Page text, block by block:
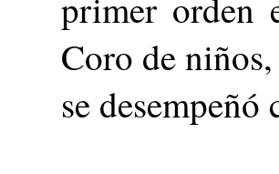
primer orden
Coro de
se